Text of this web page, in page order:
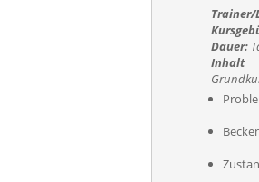
Trainer/
Dauer:
Inhalt